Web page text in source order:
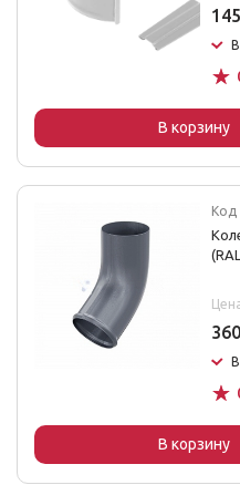
☆
В корзину
Код
☆
В корзину